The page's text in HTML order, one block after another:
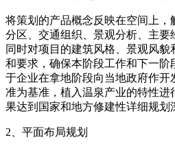
将策划的产品概念反映在空间上
分区、交通组织、景观分析、主要
同时对项目的建筑风格、景观风
和要求，确保本阶段工作和下一阶
于企业在拿地阶段向当地政府作
准为基准，植入温泉产业的特性
果达到国家和地方修建性详细规划
2、平面布局规划